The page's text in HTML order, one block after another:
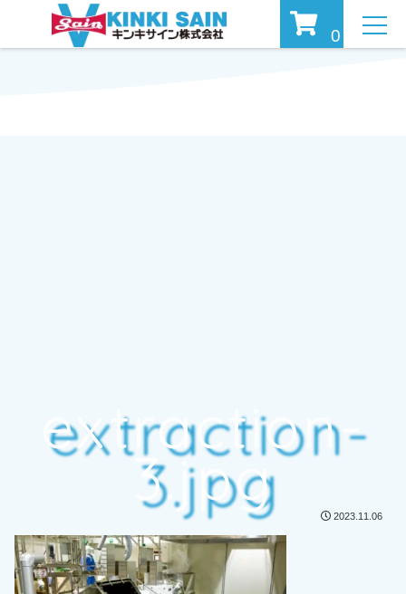
extraction-
3.jpg
2023.11.06
0